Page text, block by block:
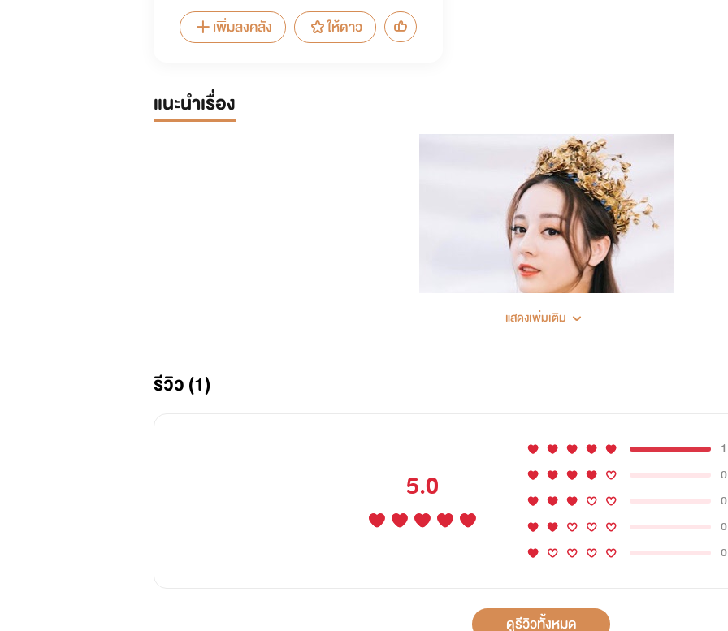
เพิ่มลงคลัง
ให้ดาว
แนะนำเรื่อง
เอ็นและภูมิภาคอาเซียนได้บินกลับประเทศไทยโดยด่วนเนื่องจากการเสียชีวิตของน้องสาว
แสดงเพิ่มเติม
รีวิว (1)
5.0
1
0
0
0
0
ดูรีวิวทั้งหมด